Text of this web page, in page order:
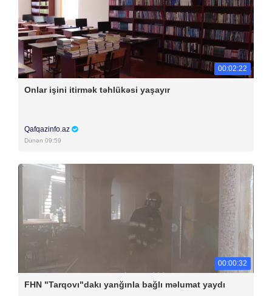
00:02:22
Onlar işini itirmək təhlükəsi yaşayır
Qafqazinfo.az
Dünən 09:59
00:00:32
FHN "Tarqovı"dakı yanğınla bağlı məlumat yaydı